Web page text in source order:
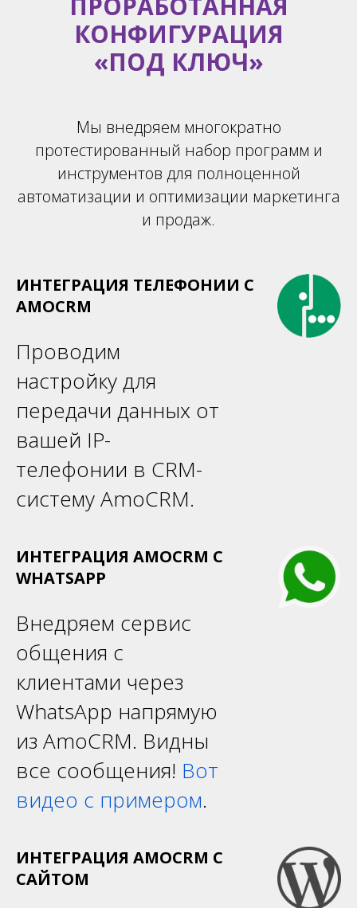
КОНФИГУРАЦИЯ
«ПОД КЛЮЧ»
Мы внедряем многократно
протестированный набор программ и
инструментов для полноценной
автоматизации и оптимизации маркетинга
и продаж.
ИНТЕГРАЦИЯ ТЕЛЕФОНИИ С
AMOCRM
Проводим
настройку для
передачи данных от
вашей IP-
телефонии в CRM-
систему AmoCRM.
ИНТЕГРАЦИЯ AMOCRM С
WHATSAPP
Внедряем сервис
общения с
клиентами через
WhatsApp напрямую
из AmoCRM. Видны
все сообщения! Вот
видео с примером.
ИНТЕГРАЦИЯ AMOCRM С
САЙТОМ